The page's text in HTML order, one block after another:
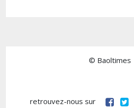
© Baoltimes
retrouvez-nous sur